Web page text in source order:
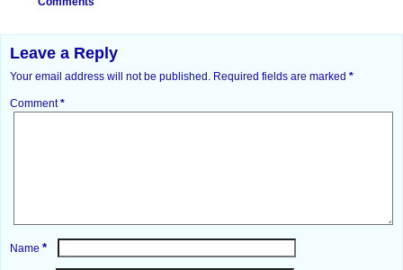
Leave a Reply
Your email address will not be published. Required fields are marked *
Comment*
Name *